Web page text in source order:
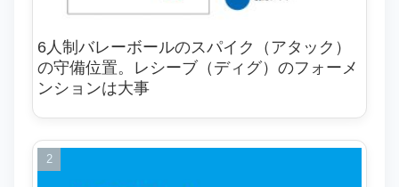
6人制バレーボールのスパイク（アタック）
の守備位置。レシーブ（ディグ）のフォーメ
ンションは大事